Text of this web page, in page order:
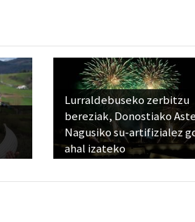
Lurraldebuseko zerbitzu
bereziak, Donostiako
Nagusiko su-artifizialez
ahal izateko